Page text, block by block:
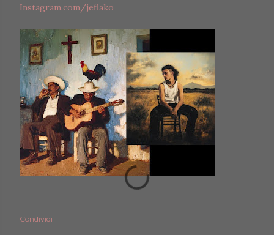
Instagram.com/jeflako
Condividi